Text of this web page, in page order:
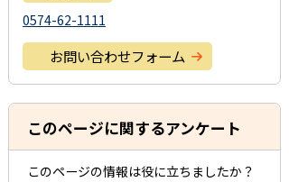
0574-62-1111
お問い合わせフォーム
このページに関するアンケート
このページの情報は役に立ちましたか？